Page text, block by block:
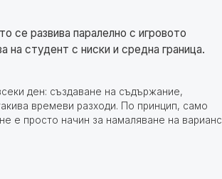
се развива паралелно с игровото
студент с ниски и средна граница.
ден: създаване на съдържание,
времеви разходи. По принцип, само
е просто начин за намаляване на варианс